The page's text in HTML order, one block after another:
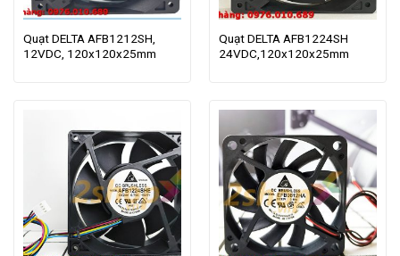
Quạt DELTA AFB1212SH,
12VDC, 120x120x25mm
Quạt DELTA AFB1224SH
24VDC,120x120x25mm